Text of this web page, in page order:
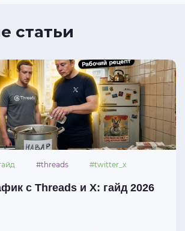
статьи
#threads #twitter_x
с Threads и X: гайд 2026